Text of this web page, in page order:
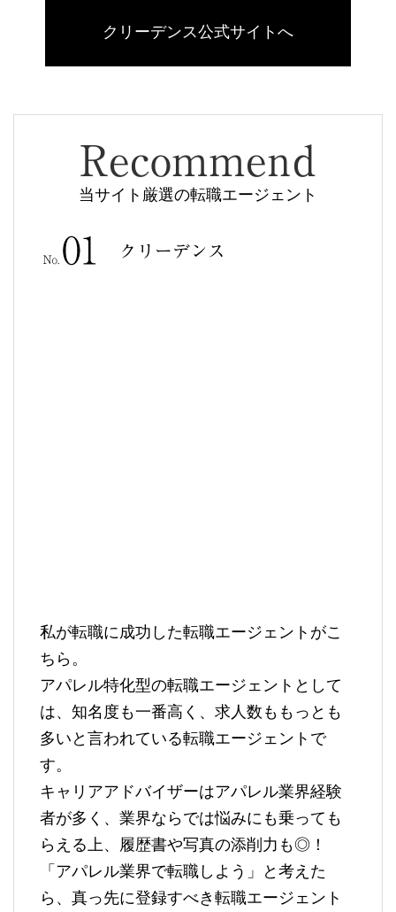
クリーデンス公式サイトへ
Recommend
当サイト厳選の転職エージェント
クリーデンス
私が転職に成功した転職エージェントがこ
ちら。
アパレル特化型の転職エージェントとして
は、知名度も一番高く、求人数ももっとも
多いと言われている転職エージェントで
す。
キャリアアドバイザーはアパレル業界経験
者が多く、業界ならでは悩みにも乗っても
らえる上、履歴書や写真の添削力も◎！
「アパレル業界で転職しよう」と考えた
ら、真っ先に登録すべき転職エージェント